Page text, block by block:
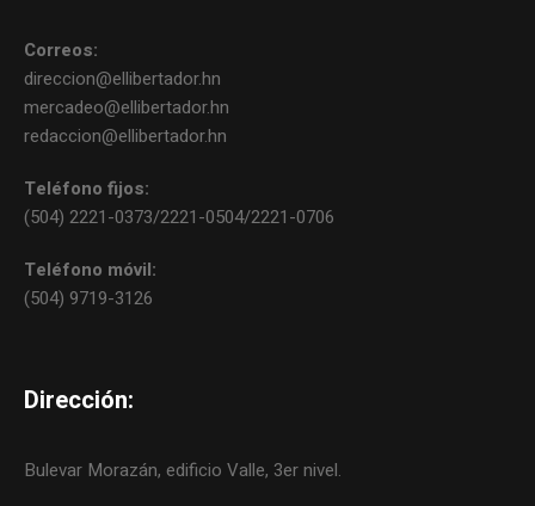
Correos:
direccion@ellibertador.hn
mercadeo@ellibertador.hn
redaccion@ellibertador.hn
Teléfono fijos:
(504) 2221-0373/2221-0504/2221-0706
Teléfono móvil:
(504) 9719-3126
Dirección:
Bulevar Morazán, edificio Valle, 3er nivel.